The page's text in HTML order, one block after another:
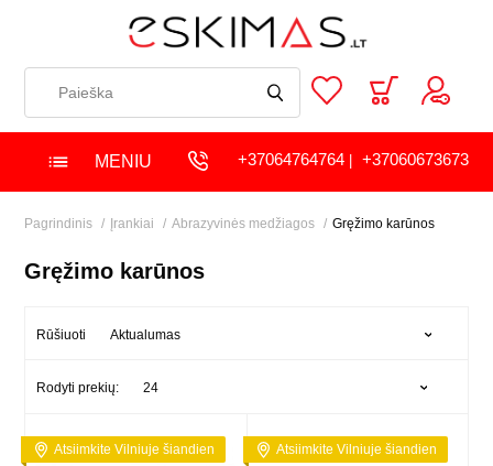
MENIU +37064764764| +37060673673
Pagrindinis Įrankiai Abrazyvinės medžiagos Gręžimo karūnos
Gręžimo karūnos
Rūšiuoti Aktualumas
Rodyti prekių: 24
Atsiimkite Vilniuje šiandien Atsiimkite Vilniuje šiandien